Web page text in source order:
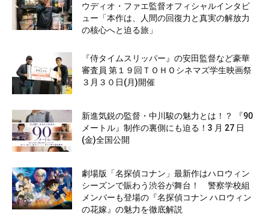
ウディオ・ファエ監督オフィシャルインタビ
ュー「本作は、人間の回復力と真実の解放力
の核心へと迫る旅」
『侍タイムスリッパー』の安田監督など豪華
審査員 第１９回ＴＯＨＯシネマズ学生映画祭
３月３０日(月)開催
新進気鋭の監督・中川駿の魅力とは！？ 『90
メートル』制作の裏側にも迫る！3 月 27 日
(金)全国公開
劇場版「名探偵コナン」最新作はハロウィン
シーズンで賑わう渋谷が舞台！ 警察学校組
メンバーも登場の『名探偵コナン ハロウィン
の花嫁』の魅力を徹底解説